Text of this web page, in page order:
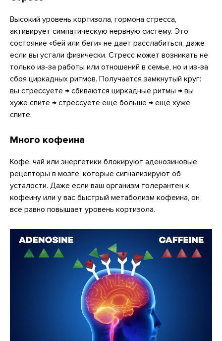
Высокий уровень кортизола, гормона стресса,
активирует симпатическую нервную систему. Это
состояние «бей или беги» не дает расслабиться, даже
если вы устали физически. Стресс может возникать не
только из-за работы или отношений в семье, но и из-за
сбоя циркадных ритмов. Получается замкнутый круг:
вы стрессуете → сбиваются циркадные ритмы → вы
хуже спите → стрессуете еще больше → еще хуже
спите.
Много кофеина
Кофе, чай или энергетики блокируют аденозиновые
рецепторы в мозге, которые сигнализируют об
усталости. Даже если ваш организм толерантен к
кофеину или у вас быстрый метаболизм кофеина, он
все равно повышает уровень кортизола.